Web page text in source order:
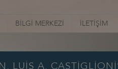
BİLGİ MERKEZİ İLETİŞİM
LUİS A.